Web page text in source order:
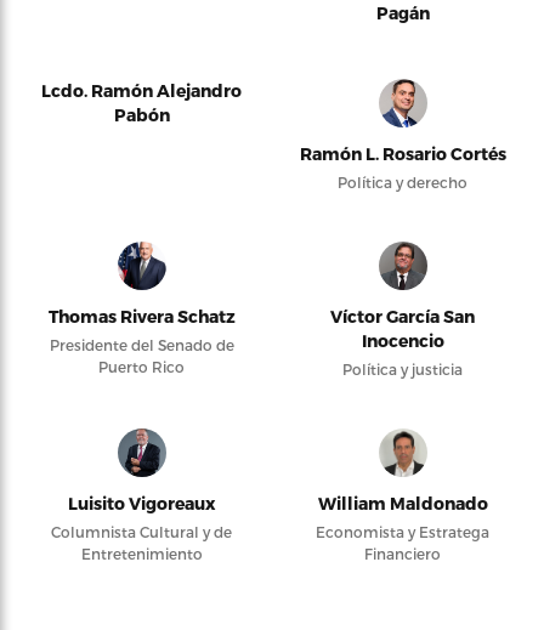
Pagán
Lcdo. Ramón Alejandro
Pabón
Ramón L. Rosario Cortés
Política y derecho
Thomas Rivera Schatz
Presidente del Senado de
Puerto Rico
Víctor García San
Inocencio
Política y justicia
Luisito Vigoreaux
Columnista Cultural y de
Entretenimiento
William Maldonado
Economista y Estratega
Financiero